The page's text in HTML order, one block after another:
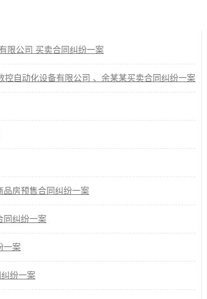
限公司 买卖合同纠纷一案
自动化设备有限公司 、余某某买卖合同纠纷一案
品房预售合同纠纷一案
同纠纷一案
一案
纷一案